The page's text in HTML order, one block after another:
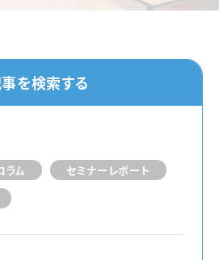
を検索する
ラム
セミナーレポート